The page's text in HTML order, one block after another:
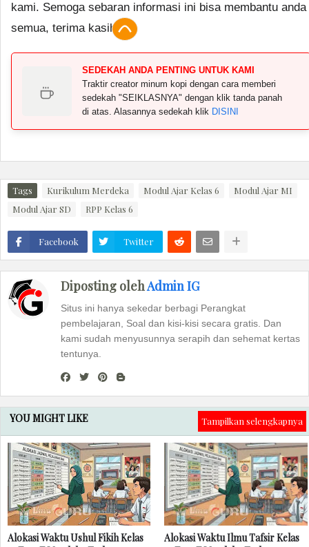
kami. Semoga sebaran informasi ini bisa membantu anda
semua, terima kasih.
SEDEKAH ANDA PENTING UNTUK KAMI
Traktir creator minum kopi dengan cara memberi
sedekah "SEIKLASNYA" dengan klik tanda panah
di atas. Alasannya sedekah klik DISINI
Tags Kurikulum Merdeka Modul Ajar Kelas 6
Modul Ajar MI
Modul Ajar SD
RPP Kelas 6
Facebook Twitter
Diposting olehAdmin IG
Situs ini hanya sekedar berbagi Perangkat
pembelajaran, Soal dan kisi-kisi secara gratis. Dan
kami sudah menyusunnya serapih dan sehemat kertas
tentunya.
YOU MIGHT LIKE Tampilkan selengkapnya
Alokasi Waktu Ushul Fikih Kelas
Alokasi Waktu Ilmu Tafsir Kelas